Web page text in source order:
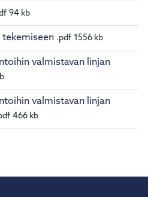
94 kb
.pdf 1556 kb
valmistavan linjan
valmistavan linjan
466 kb